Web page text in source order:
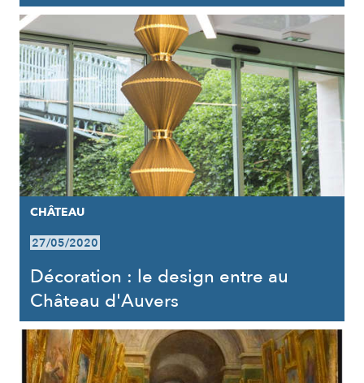
CHÂTEAU
27/05/2020
Décoration : le design entre au
Château d'Auvers